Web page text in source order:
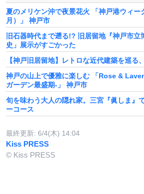
夏のメリケン沖で夜景花火 「神戸港ウィー
月）」 神戸市
旧石器時代まで遡る!? 旧居留地『神戸市立
史」展示がすごかった
【神戸旧居留地】レトロな近代建築を巡る
神戸の山上で優雅に楽しむ 「Rose &
ガーデン最盛期-」 神戸市
旬を味わう大人の隠れ家。三宮『眞しま』
ーコース
最終更新: 6/4(木) 14:04
Kiss PRESS
© Kiss PRESS